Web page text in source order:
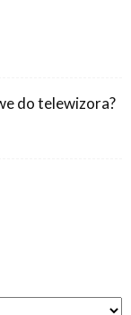
do telewizora?